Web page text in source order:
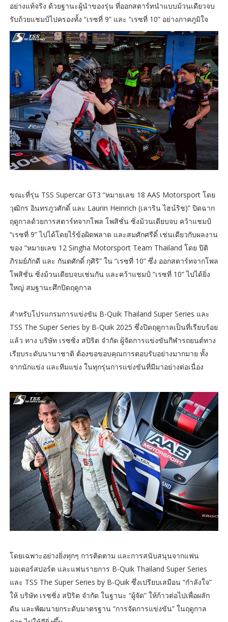
อย่างแท้จริง ด้วยฐานะผู้นำของรุ่น ที่ออกสตาร์ทนำแบบม้วนเดียวจบ
รับถ้วยแชมป์ไปครองทั้ง “เรซที่ 9” และ “เรซที่ 10” อย่างภาคภูมิใจ
ขณะที่รุ่น TSS Supercar GT3 “หมายเลข 18 AAS Motorsport โดย
วุฒิกร อินทรภูวศักดิ์ และ Laurin Heinrich (เลาริน ไฮน์ริช)” ปิดฉาก
ฤดูกาลด้วยการสตาร์ทจากโพล โพสิชั่น ซิ่งม้วนเดียบจบ คว้าแชมป์
“เรซที่ 9” ไปได้โดยไร้ข้อผิดพลาด และสมศักศรีดิ์ เช่นเดียวกับผลงาน
ของ “หมายเลข 12 Singha Motorsport Team Thailand โดย ปิติ
ภิรมย์ภักดี และ กันตศักดิ์ กุศิริ” ใน “เรซที่ 10” ซึ่ง ออกสตาร์ทจากโพล
โพสิชั่น ซิ่งม้วนเดียบจบเช่นกัน และคว้าแชมป์ “เรซที่ 10” ไปได้ยิ่ง
ใหญ่ สมฐานะศึกปิดฤดูกาล
สำหรับโปรแกรมการแข่งขัน B-Quik Thailand Super Series และ
TSS The Super Series by B-Quik 2025 ซึ่งปิดฤดูกาลเป็นที่เรียบร้อย
แล้ว ทาง บริษัท เรซซิ่ง สปิริต จำกัด ผู้จัดการแข่งขันกีฬารถยนต์ทาง
เรียบระดับนานาชาติ ต้องขอขอบคุณการตอบรับอย่างมากมาย ทั้ง
จากนักแข่ง และทีมแข่ง ในทุกรุ่นการแข่งขันที่มีมาอย่างต่อเนื่อง
โดยเฉพาะอย่างยิ่งทุกๆ การติดตาม และการสนับสนุนจากแฟน
มอเตอร์สปอร์ต และแฟนรายการ B-Quik Thailand Super Series
และ TSS The Super Series by B-Quik ซึ่งเปรียบเสมือน “กำลังใจ”
ให้ บริษัท เรซซิ่ง สปิริต จำกัด ในฐานะ “ผู้จัด” ให้ก้าวต่อไปเพื่อผลัก
ดัน และพัฒนายกระดับมาตรฐาน “การจัดการแข่งขัน” ในฤดูกาล